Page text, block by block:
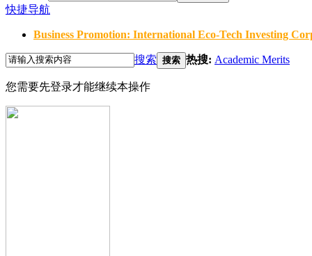
快捷导航
Business Promotion: International Eco-Tech Investing
搜索 搜索 热搜: Academic Merits
您需要先登录才能继续本操作